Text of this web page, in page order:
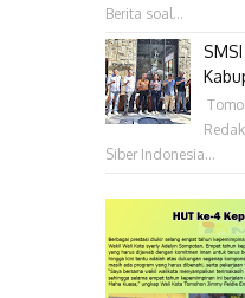
Berita soal...
Siber Indonesia...